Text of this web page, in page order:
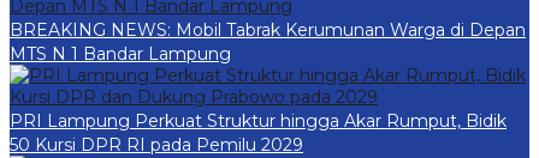
BREAKING NEWS: Mobil Tabrak Kerumunan Warga di Depan
MTS N 1 Bandar Lampung
PRI Lampung Perkuat Struktur hingga Akar Rumput, Bidik
50 Kursi DPR RI pada Pemilu 2029